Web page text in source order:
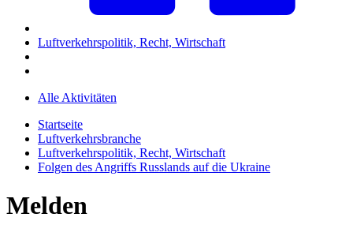
Luftverkehrspolitik, Recht, Wirtschaft
Alle Aktivitäten
Startseite
Luftverkehrsbranche
Luftverkehrspolitik, Recht, Wirtschaft
Folgen des Angriffs Russlands auf die Ukraine
Melden